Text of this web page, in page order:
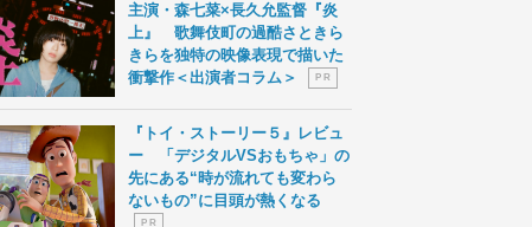
主演・森七菜×長久允監督『炎
上』 歌舞伎町の過酷さときら
きらを独特の映像表現で描いた
衝撃作＜出演者コラム＞
P R
『トイ・ストーリー５』レビュ
ー 「デジタルVSおもちゃ」の
先にある“時が流れても変わら
ないもの”に目頭が熱くなる
P R